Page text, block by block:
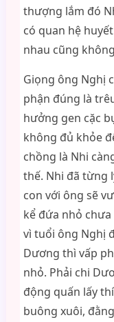
thượng lắm đó
có quan hệ
nhau cũng
Giọng ông Nghị
phận đúng là
hưởng gen cặc
không đủ khỏe
chồng là Nhi
thế. Nhi đã từng
con với ông sẽ
kể đứa nhỏ
vì tuổi ông Nghị
Dương thì vấp
nhỏ. Phải chi
động quấn lấy
buông xuôi,